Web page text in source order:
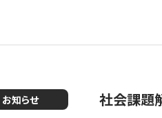
お知らせ 社会課題